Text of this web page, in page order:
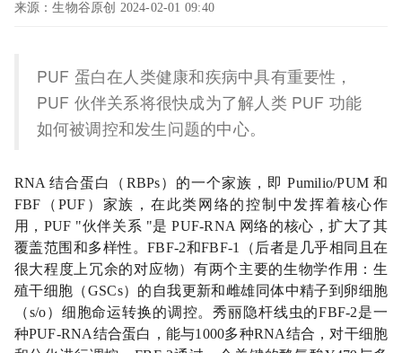
来源：生物谷原创 2024-02-01 09:40
PUF 蛋白在人类健康和疾病中具有重要性，
PUF 伙伴关系将很快成为了解人类 PUF 功能
如何被调控和发生问题的中心。
RNA 结合蛋白（RBPs）的一个家族，即 Pumilio/PUM 和
FBF（PUF）家族，在此类网络的控制中发挥着核心作
用，PUF "伙伴关系 "是 PUF-RNA 网络的核心，扩大了其
覆盖范围和多样性。FBF-2和FBF-1（后者是几乎相同且在
很大程度上冗余的对应物）有两个主要的生物学作用：生
殖干细胞（GSCs）的自我更新和雌雄同体中精子到卵细胞
（s/o）细胞命运转换的调控。秀丽隐杆线虫的FBF-2是一
种PUF-RNA结合蛋白，能与1000多种RNA结合，对干细胞